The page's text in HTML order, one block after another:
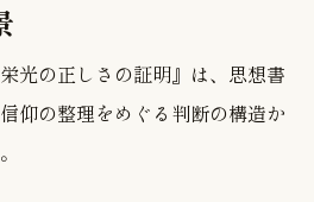
光の正しさの証明』は、思想書
仰の整理をめぐる判断の構造か